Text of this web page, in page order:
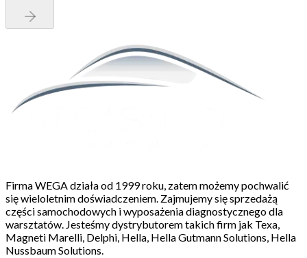
Firma WEGA działa od 1999 roku, zatem możemy pochwalić
się wieloletnim doświadczeniem. Zajmujemy się sprzedażą
części samochodowych i wyposażenia diagnostycznego dla
warsztatów. Jesteśmy dystrybutorem takich firm jak Texa,
Magneti Marelli, Delphi, Hella, Hella Gutmann Solutions, Hella
Nussbaum Solutions.